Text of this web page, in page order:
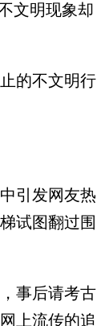
文明现象却
的不文明行
引发网友热
试图翻过围
事后请考古
上流传的追